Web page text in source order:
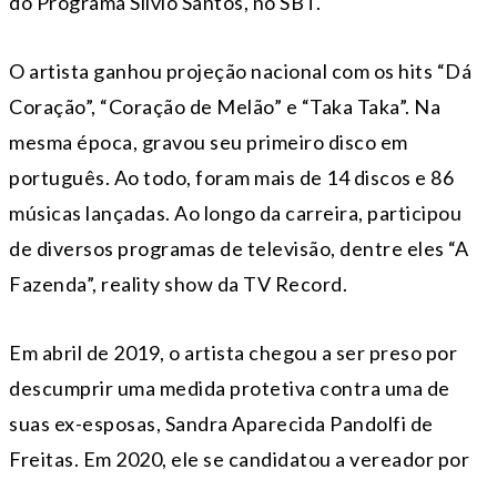
O artista ganhou projeção nacional com os hits “Dá
Coração”, “Coração de Melão” e “Taka Taka”. Na
mesma época, gravou seu primeiro disco em
português. Ao todo, foram mais de 14 discos e 86
músicas lançadas. Ao longo da carreira, participou
de diversos programas de televisão, dentre eles “A
Fazenda”, reality show da TV Record.
Em abril de 2019, o artista chegou a ser preso por
descumprir uma medida protetiva contra uma de
suas ex-esposas, Sandra Aparecida Pandolfi de
Freitas. Em 2020, ele se candidatou a vereador por